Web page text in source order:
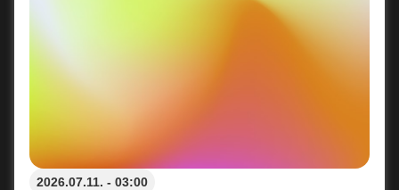
2026.07.11. - 03:00